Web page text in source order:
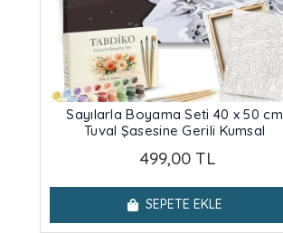
Sayılarla Boyama Seti 40 x 50 cm
Tuval Şasesine Gerili Kumsal
499,00 TL
SEPETE EKLE